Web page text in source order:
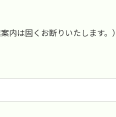
内は固くお断りいたします。）